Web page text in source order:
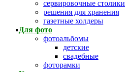
сервировочные столики
решения для хранения
газетные холдеры
Для фото
фотоальбомы
детские
свадебные
фоторамки